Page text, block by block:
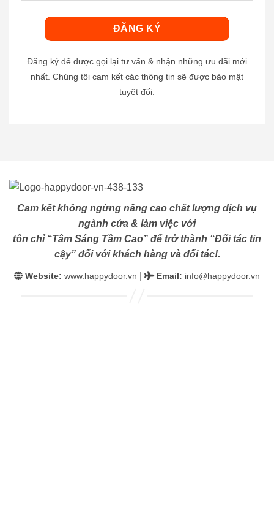
Đăng ký để được gọi lại tư vấn & nhận những ưu đãi mới
nhất. Chúng tôi cam kết các thông tin sẽ được bảo mật
tuyệt đối.
Cam kết không ngừng nâng cao chất lượng dịch vụ
ngành cửa & làm việc với
tôn chỉ “Tâm Sáng Tầm Cao” để trở thành “Đối tác tin
cậy” đối với khách hàng và đối tác!.
Website: www.happydoor.vn Email: info@happydoor.vn